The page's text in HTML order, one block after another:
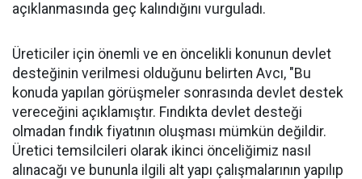
açıklanmasında geç kalındığını vurguladı.
Üreticiler için önemli ve en öncelikli konunun devlet
desteğinin verilmesi olduğunu belirten Avcı, "Bu
konuda yapılan görüşmeler sonrasında devlet destek
vereceğini açıklamıştır. Fındıkta devlet desteği
olmadan fındık fiyatının oluşması mümkün değildir.
Üretici temsilcileri olarak ikinci önceliğimiz nasıl
alınacağı ve bununla ilgili alt yapı çalışmalarının yapılıp